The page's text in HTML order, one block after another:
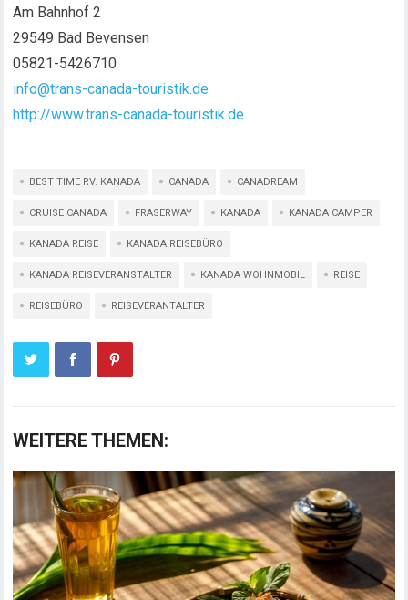
Am Bahnhof 2
29549 Bad Bevensen
05821-5426710
info@trans-canada-touristik.de
http://www.trans-canada-touristik.de
BEST TIME RV. KANADA CANADA CANADREAM
CRUISE CANADA FRASERWAY KANADA KANADA CAMPER
KANADA REISE KANADA REISEBÜRO
KANADA REISEVERANSTALTER KANADA WOHNMOBIL REISE
REISEBÜRO REISEVERANTALTER
WEITERE THEMEN: